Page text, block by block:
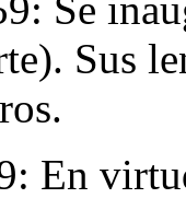
Se
Sus
En